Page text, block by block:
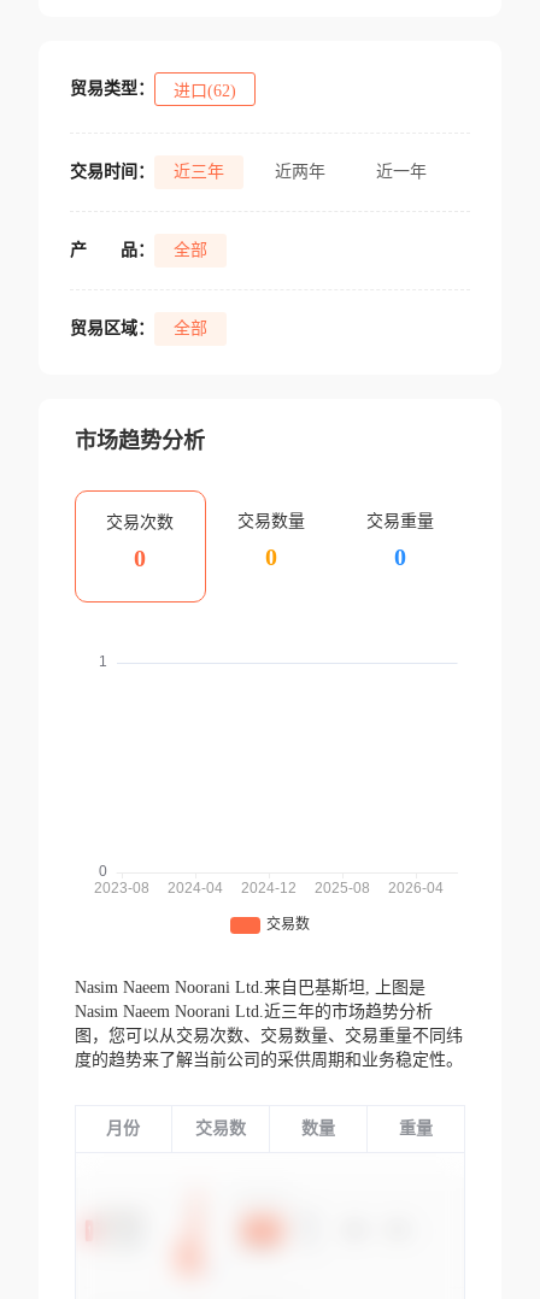
贸易类型： 进口(62)
交易时间： 近三年 近两年 近一年
产 品： 全部
贸易区域： 全部
市场趋势分析
交易次数
0
交易数量
0
交易重量
0
Nasim Naeem Noorani Ltd.来自巴基斯坦,
上图是
Nasim Naeem Noorani Ltd.近三年的市场趋势分析
图，您可以从交易次数、交易数量、交易重量不同纬
度的趋势来了解当前公司的采供周期和业务稳定性。
月份 交易数 数量 重量